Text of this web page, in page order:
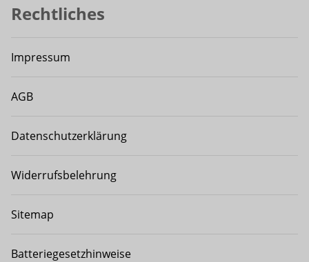
Rechtliches
Impressum
AGB
Datenschutzerklärung
Widerrufsbelehrung
Sitemap
Batteriegesetzhinweise